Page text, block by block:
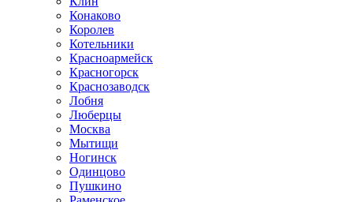
Конаково
Королев
Котельники
Красноармейск
Красногорск
Краснозаводск
Лобня
Люберцы
Москва
Мытищи
Ногинск
Одинцово
Пушкино